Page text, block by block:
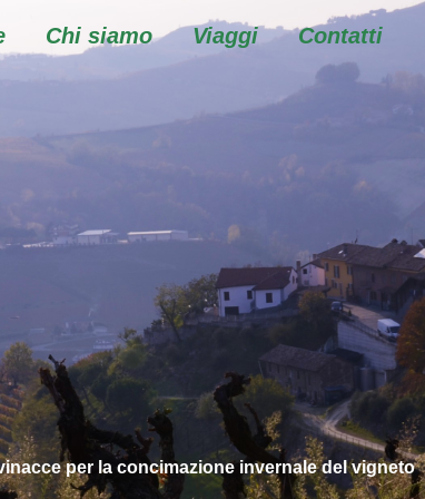
Chi siamo Viaggi Contatti
per la concimazione invernale del vigneto